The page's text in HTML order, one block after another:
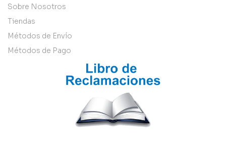
Sobre Nosotros
Tiendas
Métodos de Envío
Métodos de Pago